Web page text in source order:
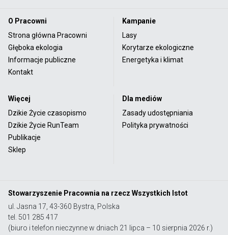
O Pracowni
Strona główna Pracowni
Głęboka ekologia
Informacje publiczne
Kontakt
Kampanie
Lasy
Korytarze ekologiczne
Energetyka i klimat
Więcej
Dzikie Życie czasopismo
Dzikie Życie RunTeam
Publikacje
Sklep
Dla mediów
Zasady udostępniania
Polityka prywatności
Stowarzyszenie Pracownia na rzecz Wszystkich Istot
ul. Jasna 17, 43-360 Bystra, Polska
tel. 501 285 417
(biuro i telefon nieczynne w dniach 21 lipca – 10 sierpnia 2026 r.)